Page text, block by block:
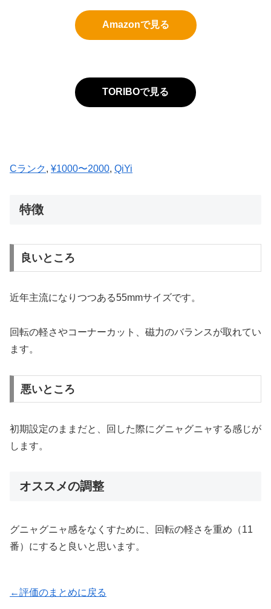
Amazonで見る
TORIBOで見る
Cランク, ¥1000〜2000, QiYi
特徴
良いところ
近年主流になりつつある55mmサイズです。
回転の軽さやコーナーカット、磁力のバランスが取れてい
ます。
悪いところ
初期設定のままだと、回した際にグニャグニャする感じが
します。
オススメの調整
グニャグニャ感をなくすために、回転の軽さを重め（11
番）にすると良いと思います。
←評価のまとめに戻る